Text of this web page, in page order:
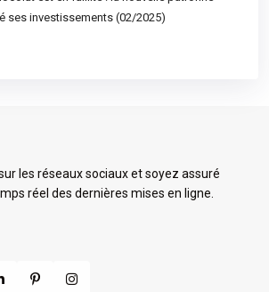
ses investissements (02/2025)
les réseaux sociaux et soyez assuré
réel des dernières mises en ligne.